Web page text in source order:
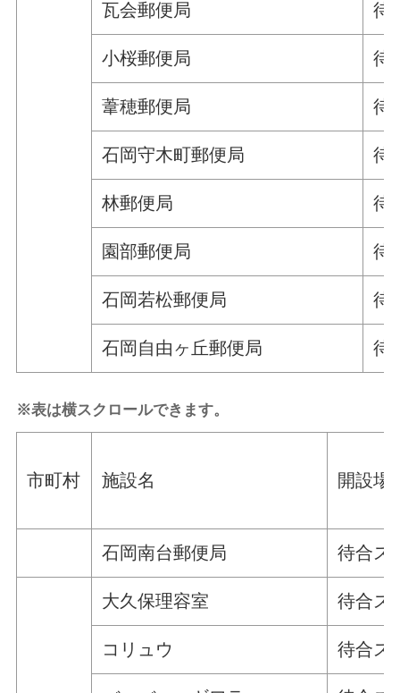
瓦会郵便局 待
小桜郵便局 待
葦穂郵便局 待
石岡守木町郵便局 待
林郵便局 待
園部郵便局 待
石岡若松郵便局 待
石岡自由ヶ丘郵便局 待
※表は横スクロールできます。
市町村 施設名 開設場
石岡南台郵便局 待合ス
大久保理容室 待合ス
コリュウ 待合ス